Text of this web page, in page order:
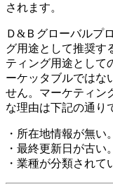
されます。
Ｄ&Ｂグローバルプ
グ用途として推奨す
ティング用途として
ーケッタブルではな
せん。マーケティン
な理由は下記の通り
・所在地情報が無い。
・最終更新日が古い。
・業種が分類されて